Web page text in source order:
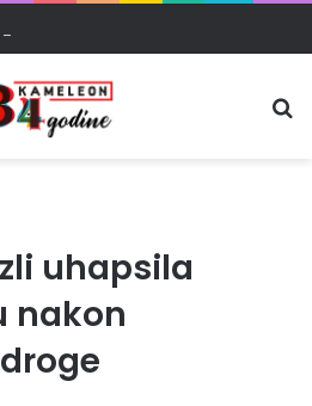
uhapsila
nakon